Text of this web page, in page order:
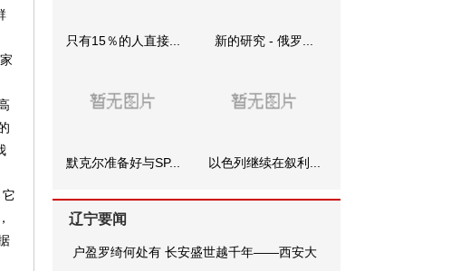
只有15％的人直接... 新的研究 - 俄罗...
默克尔准备好与SP... 以色列继续在叙利...
辽宁要闻
户盈罗绮何处有 长安盛世越千年——西安大